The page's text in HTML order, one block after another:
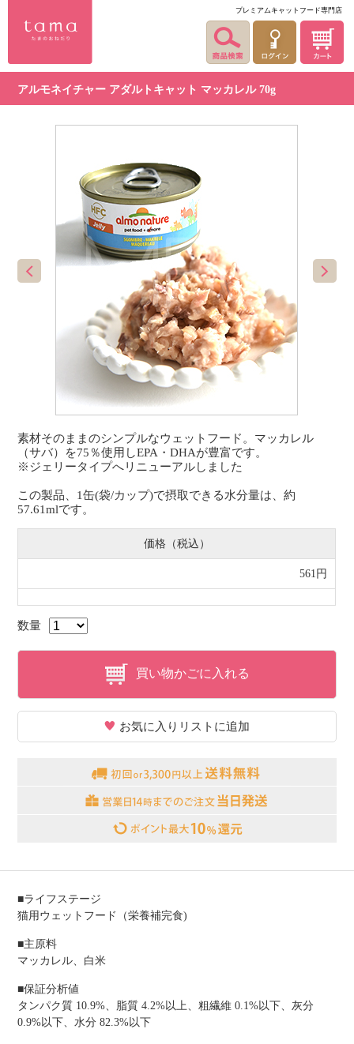
プレミアムキャットフード専門店
アルモネイチャー アダルトキャット マッカレル 70g
素材そのままのシンプルなウェットフード。マッカレル
（サバ）を75％使用しEPA・DHAが豊富です。
※ジェリータイプへリニューアルしました
この製品、1缶(袋/カップ)で摂取できる水分量は、約
57.61mlです。
価格（税込）
561円
数量
買い物かごに入れる
お気に入りリストに追加
■ライフステージ
猫用ウェットフード（栄養補完食)
■主原料
マッカレル、白米
■保証分析値
タンパク質 10.9%、脂質 4.2%以上、粗繊維 0.1%以下、灰分
0.9%以下、水分 82.3%以下